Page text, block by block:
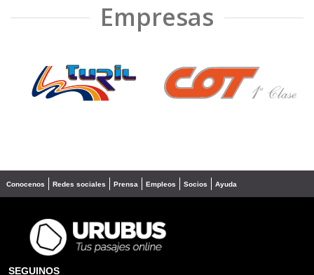
Empresas
❮ ❯
Conocenos Redes sociales Prensa Empleos Socios Ayuda
SEGUINOS